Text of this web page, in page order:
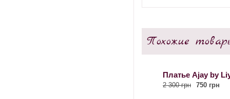
Похожие
Платье Ajay by
2 300 грн 750 грн